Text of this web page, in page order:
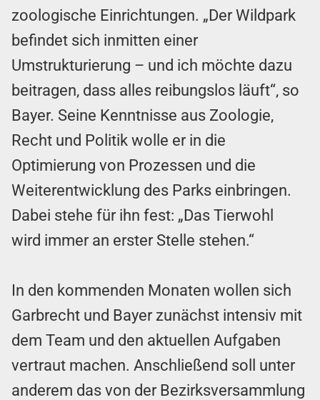
zoologische Einrichtungen. „Der Wildpark
befindet sich inmitten einer
Umstrukturierung – und ich möchte dazu
beitragen, dass alles reibungslos läuft“, so
Bayer. Seine Kenntnisse aus Zoologie,
Recht und Politik wolle er in die
Optimierung von Prozessen und die
Weiterentwicklung des Parks einbringen.
Dabei stehe für ihn fest: „Das Tierwohl
wird immer an erster Stelle stehen.“
In den kommenden Monaten wollen sich
Garbrecht und Bayer zunächst intensiv mit
dem Team und den aktuellen Aufgaben
vertraut machen. Anschließend soll unter
anderem das von der Bezirksversammlung